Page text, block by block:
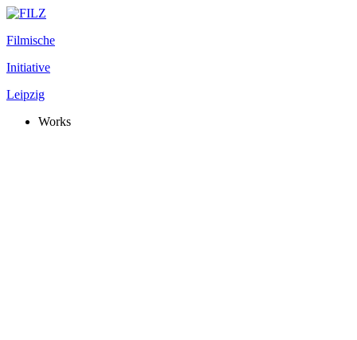
Filmische
Initiative
Leipzig
Works